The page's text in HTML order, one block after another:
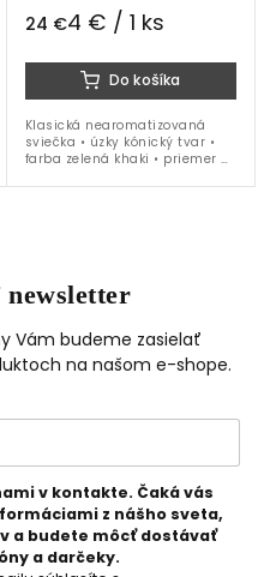
24 €4 € / 1 ks
Do košíka
Klasická nearomatizovaná
sviečka • úzky kónický tvar •
farba zelená khaki • priemer 2
balenie
Vám budeme zasielať
na našom e-shope.
v kontakte. Čaká vás
z nášho sveta,
a budete môcť dostávať
a darčeky.